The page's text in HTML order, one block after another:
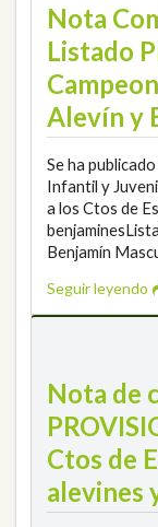
Nota
Listado
Alevín y
Se ha
Infantil y
a los Ctos de
Benjamín
Seguir leyendo
Nota de
Ctos de
alevines